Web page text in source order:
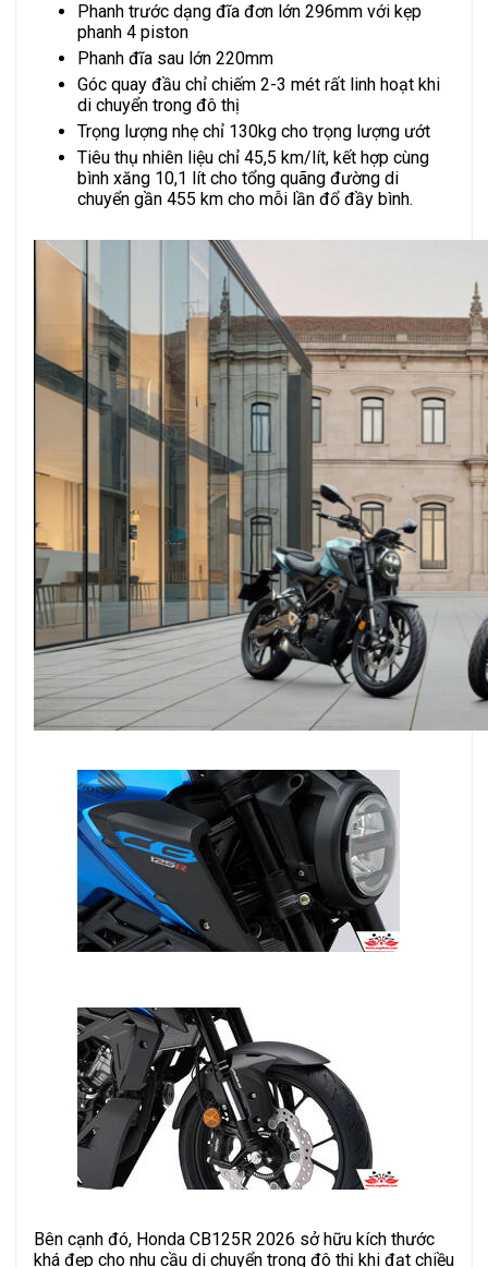
Phanh trước dạng đĩa đơn lớn 296mm với kẹp
phanh 4 piston
Phanh đĩa sau lớn 220mm
Góc quay đầu chỉ chiếm 2-3 mét rất linh hoạt khi
di chuyển trong đô thị
Trọng lượng nhẹ chỉ 130kg cho trọng lượng ướt
Tiêu thụ nhiên liệu chỉ 45,5 km/lít, kết hợp cùng
bình xăng 10,1 lít cho tổng quãng đường di
chuyển gần 455 km cho mỗi lần đổ đầy bình.
Bên cạnh đó, Honda CB125R 2026 sở hữu kích thước
khá đẹp cho nhu cầu di chuyển trong đô thị khi đạt chiều